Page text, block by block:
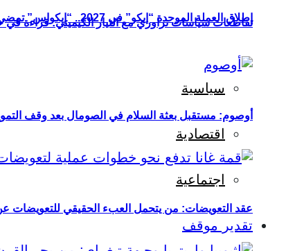
إطلاق العملة الموحدة “إيكو” في 2027.. “إيكواس” تمضي قدمًا دون انتظار
سياسية
اقتصادية
اجتماعية
تقدير موقف
تقاطعات سياسات تراوري مع التيار الكيميتي: قراءة في
أوصوم: مستقبل بعثة السلام في الصومال بعد وقف
عقد التعويضات: من يتحمل العبء الحقيقي للتعويضات عن